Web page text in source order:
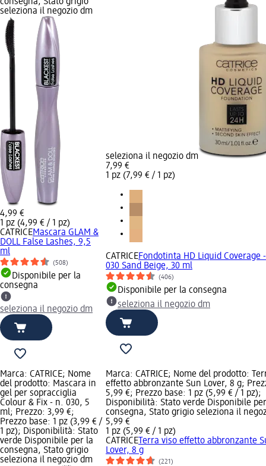
consegna, Stato grigio
seleziona il negozio dm
4,99 €
1 pz (4,99 € / 1 pz)
CATRICEMascara GLAM &
DOLL False Lashes, 9,5
ml
(508)
Disponibile per la
consegna
seleziona il negozio dm
seleziona il negozio dm
7,99 €
1 pz (7,99 € / 1 pz)
CATRICEFondotinta HD Liquid Coverage
030 Sand Beige, 30 ml
(406)
Disponibile per la consegna
seleziona il negozio dm
Marca: CATRICE; Nome
del prodotto: Mascara in
gel per sopracciglia
Colour & Fix - n. 030, 5
ml; Prezzo: 3,99 €;
Prezzo base: 1 pz (3,99 € /
1 pz); Disponibilità: Stato
verde Disponibile per la
consegna, Stato grigio
seleziona il negozio dm
Marca: CATRICE; Nome del prodotto:
effetto abbronzante Sun Lover, 8 g;
5,99 €; Prezzo base: 1 pz (5,99 € / 1 pz);
Disponibilità: Stato verde Disponibile
consegna, Stato grigio seleziona il
5,99 €
1 pz (5,99 € / 1 pz)
CATRICETerra viso effetto abbronzante
Lover, 8 g
(221)